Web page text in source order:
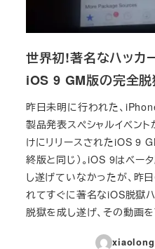
世界初!著名なハッカ
iOS 9 GM版の完全
昨日未明に行われた、
製品発表スペシャルイベン
けにリリースされたiOS 9
終版と同じ）。iOS 9はベー
し遂げていなかったが、昨
れてすぐに著名なiOS脱獄
脱獄を成し遂げ、その動画
xiaolong